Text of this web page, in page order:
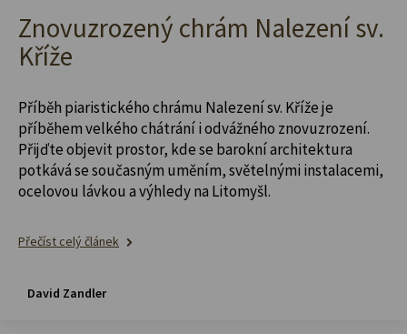
Znovuzrozený chrám Nalezení sv.
Kříže
Příběh piaristického chrámu Nalezení sv. Kříže je
příběhem velkého chátrání i odvážného znovuzrození.
Přijďte objevit prostor, kde se barokní architektura
potkává se současným uměním, světelnými instalacemi,
ocelovou lávkou a výhledy na Litomyšl.
Přečíst celý článek
David Zandler